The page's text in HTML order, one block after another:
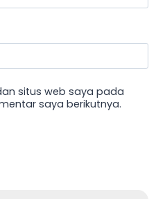
situs web saya pada
saya berikutnya.